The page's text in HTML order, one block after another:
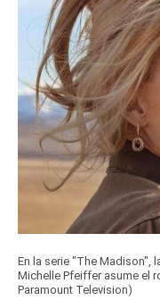
En la serie "The Madison",
Michelle Pfeiffer asume el
Paramount Television)